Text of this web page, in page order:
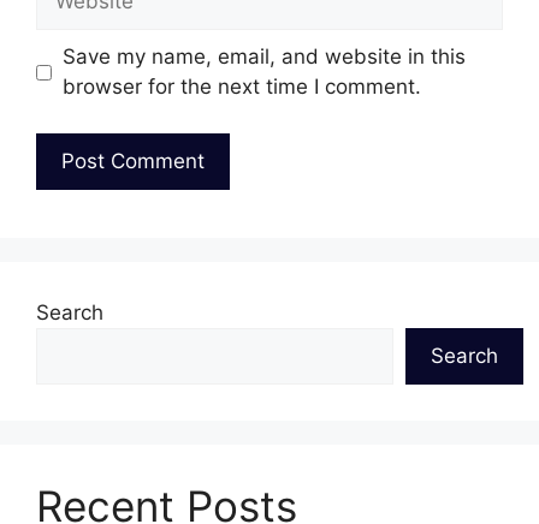
Save my name, email, and website in this
browser for the next time I comment.
Search
Search
Recent Posts